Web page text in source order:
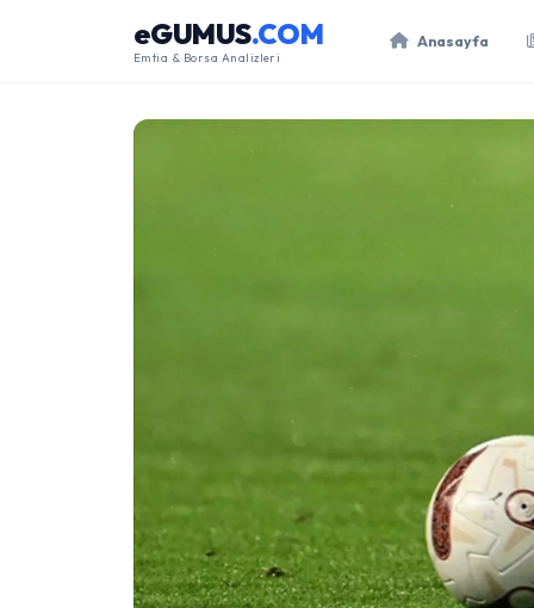
eGUMUS.COM
Emtia & Borsa Analizleri
Anasayfa